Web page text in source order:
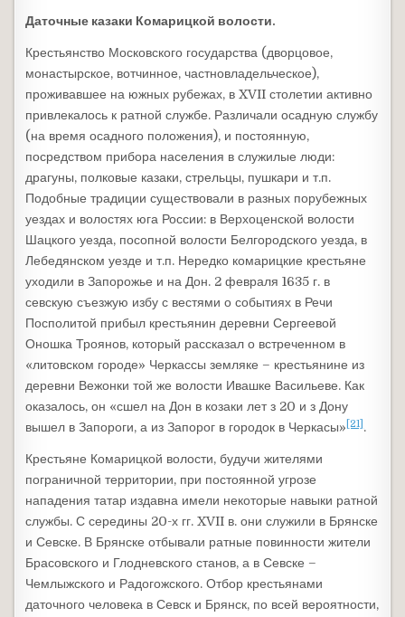
Даточные казаки Комарицкой волости.
Крестьянство Московского государства (дворцовое,
монастырское, вотчинное, частновладельческое),
проживавшее на южных рубежах, в XVII столетии активно
привлекалось к ратной службе. Различали осадную службу
(на время осадного положения), и постоянную,
посредством прибора населения в служилые люди:
драгуны, полковые казаки, стрельцы, пушкари и т.п.
Подобные традиции существовали в разных порубежных
уездах и волостях юга России: в Верхоценской волости
Шацкого уезда, посопной волости Белгородского уезда, в
Лебедянском уезде и т.п. Нередко комарицкие крестьяне
уходили в Запорожье и на Дон. 2 февраля 1635 г. в
севскую съезжую избу с вестями о событиях в Речи
Посполитой прибыл крестьянин деревни Сергеевой
Оношка Троянов, который рассказал о встреченном в
«литовском городе» Черкассы земляке – крестьянине из
деревни Вежонки той же волости Ивашке Васильеве. Как
оказалось, он «сшел на Дон в козаки лет з 20 и з Дону
вышел в Запороги, а из Запорог в городок в Черкасы» [21] .
Крестьяне Комарицкой волости, будучи жителями
пограничной территории, при постоянной угрозе
нападения татар издавна имели некоторые навыки ратной
службы. С середины 20-х гг. XVII в. они служили в Брянске
и Севске. В Брянске отбывали ратные повинности жители
Брасовского и Глодневского станов, а в Севске –
Чемлыжского и Радогожского. Отбор крестьянами
даточного человека в Севск и Брянск, по всей вероятности,